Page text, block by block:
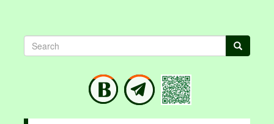
Search Search